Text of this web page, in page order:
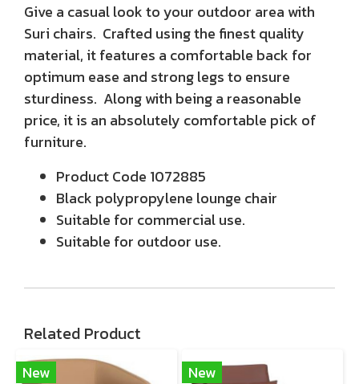
Give a casual look to your outdoor area with
Suri chairs. Crafted using the finest quality
material, it features a comfortable back for
optimum ease and strong legs to ensure
sturdiness. Along with being a reasonable
price, it is an absolutely comfortable pick of
furniture.
Product Code 1072885
Black polypropylene lounge chair
Suitable for commercial use.
Suitable for outdoor use.
Related Product
New New